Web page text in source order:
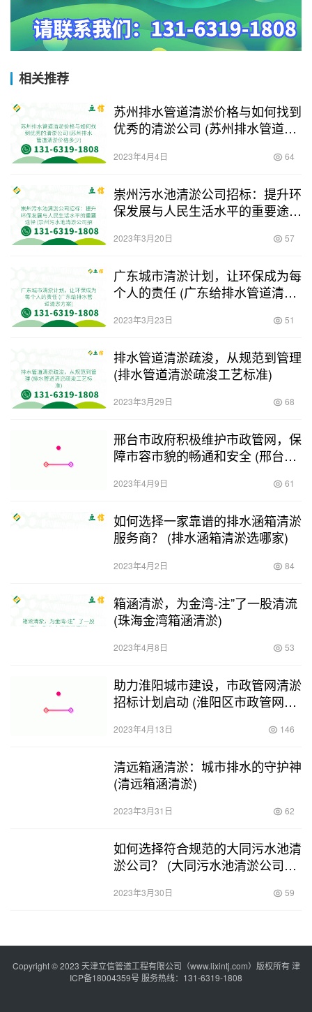
相关推荐
苏州排水管道清淤价格与如何找到
优秀的清淤公司 (苏州排水管道清
2023年4月4日 64
崇州污水池清淤公司招标：提升环
保发展与人民生活水平的重要途径
2023年3月20日 57
广东城市清淤计划，让环保成为每
个人的责任 (广东给排水管道清淤
2023年3月23日 51
排水管道清淤疏浚，从规范到管理
(排水管道清淤疏浚工艺标准)
2023年3月29日 68
邢台市政府积极维护市政管网，保
障市容市貌的畅通和安全 (邢台市
2023年4月9日 61
如何选择一家靠谱的排水涵箱清淤
服务商？ (排水涵箱清淤选哪家)
2023年4月2日 84
箱涵清淤，为金湾-注”了一股清流
(珠海金湾箱涵清淤)
2023年4月8日 53
助力淮阳城市建设，市政管网清淤
招标计划启动 (淮阳区市政管网清
2023年4月13日 146
清远箱涵清淤：城市排水的守护神
(清远箱涵清淤)
2023年3月31日 62
如何选择符合规范的大同污水池清
淤公司？ (大同污水池清淤公司有
2023年3月30日 59
Copyright © 2023 天津立信管道工程有限公司（www.lixintj.com）版权所有津
ICP备18004359号 服务热线：131-6319-1808